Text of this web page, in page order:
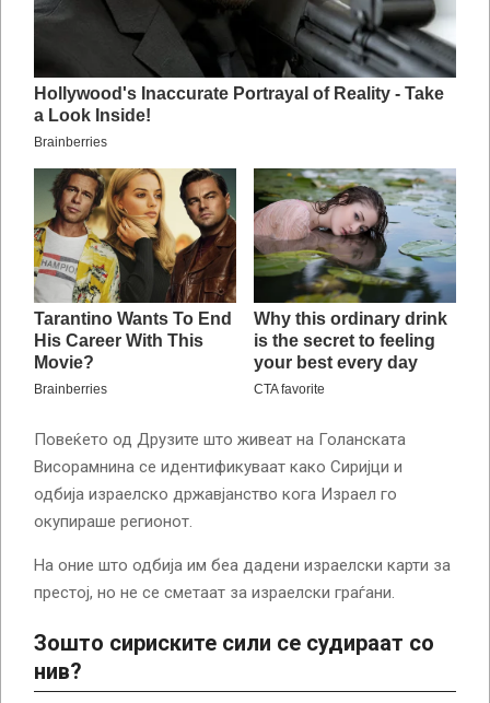
Повеќето од Друзите што живеат на Голанската
Висорамнина се идентификуваат како Сиријци и
одбија израелско државјанство кога Израел го
окупираше регионот.
На оние што одбија им беа дадени израелски карти за
престој, но не се сметаат за израелски граѓани.
Зошто сириските сили се судираат со
нив?